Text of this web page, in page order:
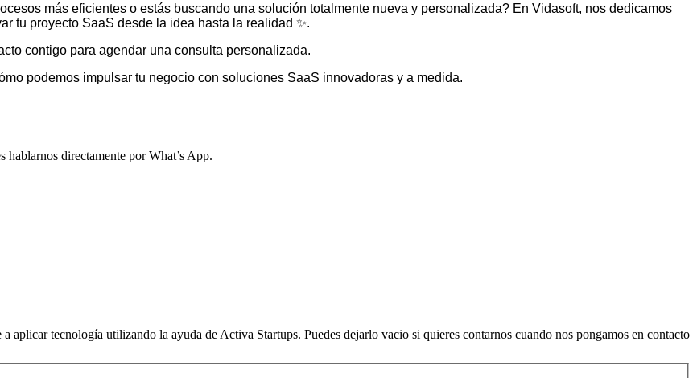
más eficientes o estás buscando una solución totalmente nueva y personalizada? En Vidasoft, nos dedicamos
tu proyecto SaaS desde la idea hasta la realidad ✨.
contigo para agendar una consulta personalizada.
podemos impulsar tu negocio con soluciones SaaS innovadoras y a medida.
hablarnos directamente por What’s App.
aplicar tecnología utilizando la ayuda de Activa Startups. Puedes dejarlo vacio si quieres contarnos cuando nos pongamos en contacto